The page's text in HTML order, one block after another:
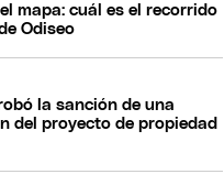
mapa: cuál es el recorrido
Odiseo
la sanción de una
del proyecto de propiedad